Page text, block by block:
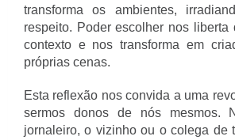
transforma os ambientes,
respeito. Poder escolher nos liberta
contexto e nos transforma em
próprias cenas.
Esta reflexão nos convida a uma
sermos donos de nós mesmos.
jornaleiro, o vizinho ou o colega de